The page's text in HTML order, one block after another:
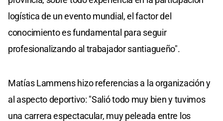
logística de un evento mundial, el factor del
conocimiento es fundamental para seguir
profesionalizando al trabajador santiagueño".
Matías Lammens hizo referencias a la organización y
al aspecto deportivo: "Salió todo muy bien y tuvimos
una carrera espectacular, muy peleada entre los